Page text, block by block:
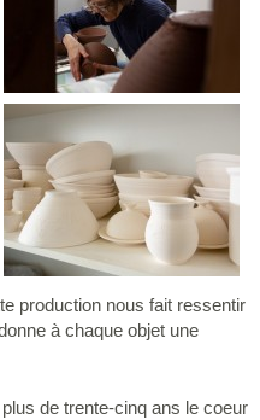
production nous fait ressentir
à chaque objet une
de trente-cinq ans le coeur